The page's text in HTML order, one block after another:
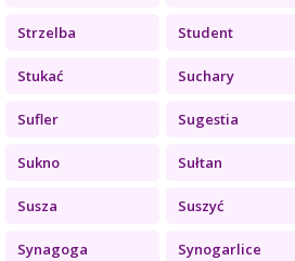
Strzelba Student
Stukać Suchary
Sufler Sugestia
Sukno Sułtan
Susza Suszyć
Synagoga Synogarlice